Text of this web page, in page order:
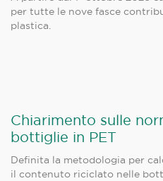
per tutte le nove fasce
plastica.
Chiarimento sulle
bottiglie in PET
Definita la metodologia per
il contenuto riciclato nelle